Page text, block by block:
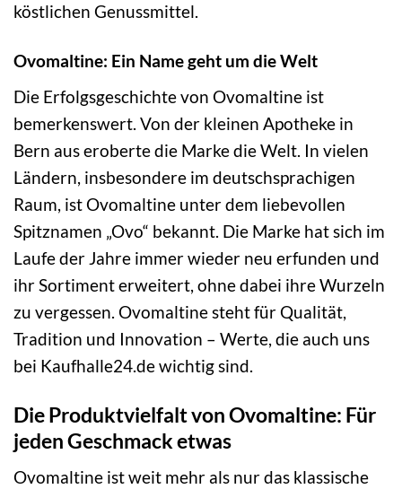
köstlichen Genussmittel.
Ovomaltine: Ein Name geht um die Welt
Die Erfolgsgeschichte von Ovomaltine ist
bemerkenswert. Von der kleinen Apotheke in
Bern aus eroberte die Marke die Welt. In vielen
Ländern, insbesondere im deutschsprachigen
Raum, ist Ovomaltine unter dem liebevollen
Spitznamen „Ovo“ bekannt. Die Marke hat sich im
Laufe der Jahre immer wieder neu erfunden und
ihr Sortiment erweitert, ohne dabei ihre Wurzeln
zu vergessen. Ovomaltine steht für Qualität,
Tradition und Innovation – Werte, die auch uns
bei Kaufhalle24.de wichtig sind.
Die Produktvielfalt von Ovomaltine: Für
jeden Geschmack etwas
Ovomaltine ist weit mehr als nur das klassische